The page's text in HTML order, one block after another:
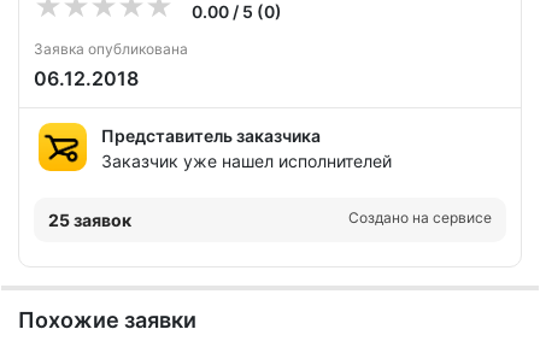
0.00 / 5 (0)
Заявка опубликована
06.12.2018
Представитель заказчика
Заказчик уже нашел исполнителей
25 заявок Создано на сервисе
Похожие заявки